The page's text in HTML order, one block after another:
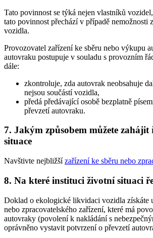
Tato povinnost se týká nejen vlastníků
tato povinnost přechází v případě nemožnosti
vozidla.
Provozovatel zařízení ke sběru nebo výkupu
autovraku postupuje v souladu s provozním
dále:
zkontroluje, zda autovrak neobsahuje
nejsou součástí vozidla,
předá předávající osobě bezplatně
převzetí autovraku.
7. Jakým způsobem můžete zahájit
situace
Navštivte nejbližšízařízení ke sběru nebo
8. Na které instituci životní situaci
Doklad o ekologické likvidaci vozidla získáte
nebo zpracovatelského zařízení, které má
autovraky (povolení k nakládání s
oprávněno vystavit potvrzení o převzetí